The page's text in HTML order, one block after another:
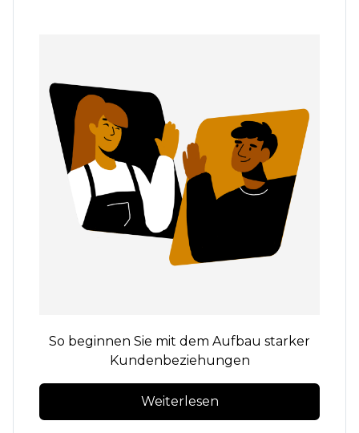
So beginnen Sie mit dem Aufbau starker
Kundenbeziehungen
Weiterlesen